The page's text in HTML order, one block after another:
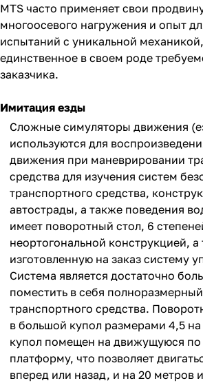
MTS часто применяет свои
многоосевого нагружения и опыт
испытаний с уникальной
единственное в своем роде
заказчика.
Имитация езды
Сложные симуляторы движения
используются для
движения при маневрировании
средства для изучения систем
транспортного средства,
автострады, а также поведения
имеет поворотный стол, 6
неортогональной конструкцией, а
изготовленную на заказ систему
Система является достаточно
поместить в себя
транспортного средства.
в большой купол размерами 4,5
купол помещен на движущуюся по
платформу, что позволяет
вперед или назад, и на 20 метров